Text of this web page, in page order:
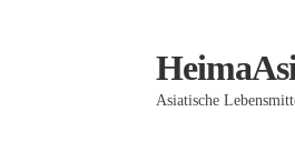
Skip
Skip
Asiatische